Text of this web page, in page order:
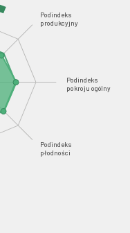
Podindeks
produkcyjny
Podindeks
pokroju ogólny
Podindeks
płodności